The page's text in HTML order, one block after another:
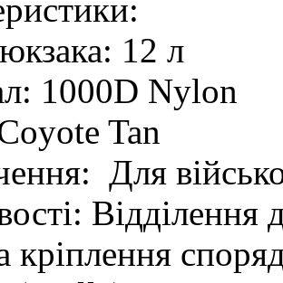
12 л
1000D Nylon
Tan
Для
Відділення
кріплення